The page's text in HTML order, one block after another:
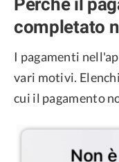
completato
I pagamenti
vari motivi.
cui il pagamento